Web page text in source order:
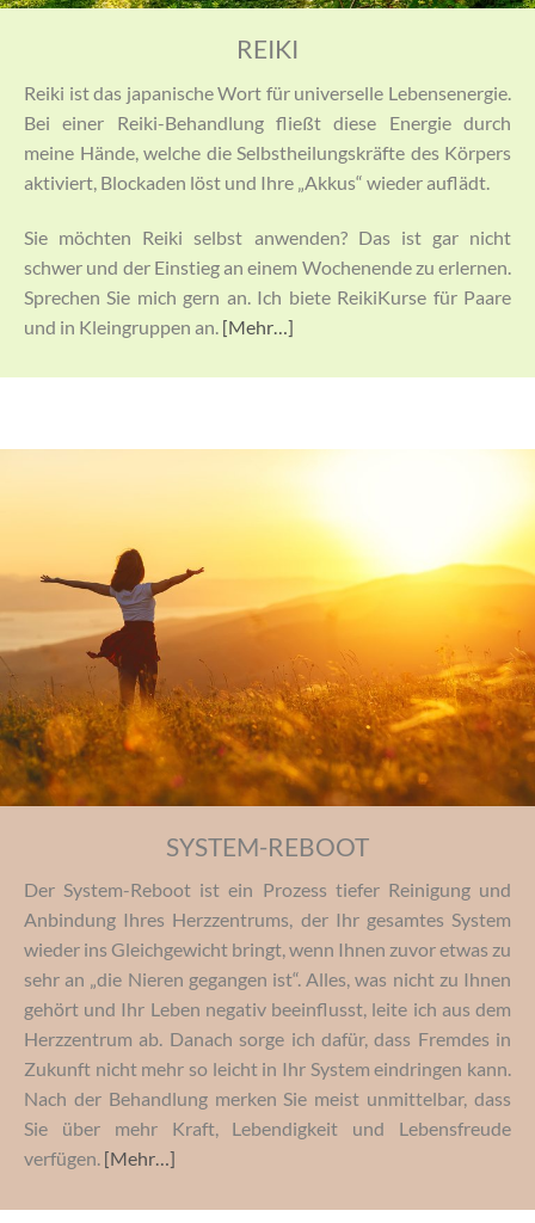
REIKI
Reiki ist das japanische Wort für universelle Lebensenergie.
Bei einer Reiki-Behandlung fließt diese Energie durch
meine Hände, welche die Selbstheilungskräfte des Körpers
aktiviert, Blockaden löst und Ihre „Akkus“ wieder auflädt.
Sie möchten Reiki selbst anwenden? Das ist gar nicht
schwer und der Einstieg an einem Wochenende zu erlernen.
Sprechen Sie mich gern an. Ich biete ReikiKurse für Paare
und in Kleingruppen an. [Mehr…]
SYSTEM-REBOOT
Der System-Reboot ist ein Prozess tiefer Reinigung und
Anbindung Ihres Herzzentrums, der Ihr gesamtes System
wieder ins Gleichgewicht bringt, wenn Ihnen zuvor etwas zu
sehr an „die Nieren gegangen ist“. Alles, was nicht zu Ihnen
gehört und Ihr Leben negativ beeinflusst, leite ich aus dem
Herzzentrum ab. Danach sorge ich dafür, dass Fremdes in
Zukunft nicht mehr so leicht in Ihr System eindringen kann.
Nach der Behandlung merken Sie meist unmittelbar, dass
Sie über mehr Kraft, Lebendigkeit und Lebensfreude
verfügen. [Mehr…]